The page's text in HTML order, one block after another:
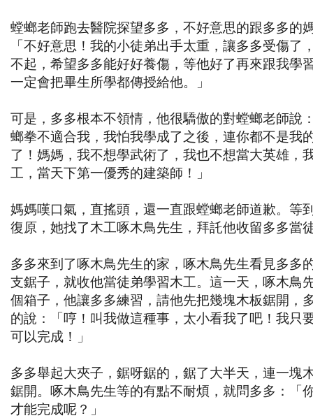
螳螂老師跑去醫院探望多多，不好意思的跟多多的
「不好意思！我的小徒弟出手太重，讓多多受傷了
不起，希望多多能好好養傷，等他好了再來跟我學
一定會把畢生所學都傳授給他。」
可是，多多根本不領情，他很驕傲的對螳螂老師說
螂拳不適合我，我怕我學成了之後，連你都不是我
了！媽媽，我不想學武術了，我也不想當大英雄，
工，當天下第一優秀的建築師！」
媽媽嘆口氣，直搖頭，還一直跟螳螂老師道歉。等
復原，她找了木工啄木鳥先生，拜託他收留多多當
多多來到了啄木鳥先生的家，啄木鳥先生看見多多
支鋸子，就收他當徒弟學習木工。這一天，啄木鳥
個箱子，他讓多多練習，請他先把幾塊木板鋸開，
的說：「哼！叫我做這種事，太小看我了吧！我只
可以完成！」
多多舉起大夾子，鋸呀鋸的，鋸了大半天，連一塊
鋸開。啄木鳥先生等的有點不耐煩，就問多多：「
才能完成呢？」